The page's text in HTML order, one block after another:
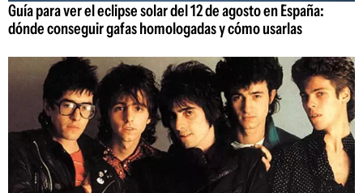
Guía para ver el eclipse solar del 12 de agosto en España:
dónde conseguir gafas homologadas y cómo usarlas